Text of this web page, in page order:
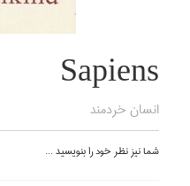
Sapiens
انسان خردمند
شما نيز نظر خود را بنويسيد ...